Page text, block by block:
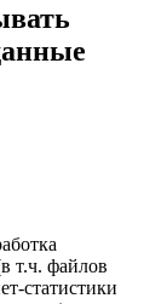
т.ч. файлов
статистики